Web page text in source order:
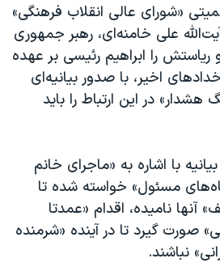
«شورای عالی انقلاب فرهنگی»
علی خامنه‌ای، رهبر جمهوری
را ابراهیم رئیسی بر عهده
اخیر، با صدور بیانیه‌ای
در این ارتباط را باید
با اشاره به «ماجرای خانم
مسئول» خواسته شده تا
آنها نامیده، اقدام «عمدتا
صورت گیرد تا در آینده «شرمنده
نباشند.